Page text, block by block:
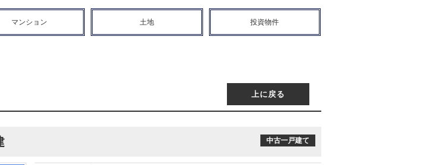
マンション 土地 投資物件
上に戻る
中古一戸建て